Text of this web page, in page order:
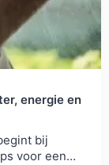
energie en
bij
voor een